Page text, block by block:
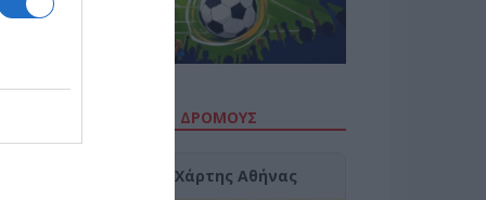
ΤΗΝ ΚΙΝΗΣΗ ΣΤΟΥΣ ΔΡΌΜΟΥΣ
Κίνηση Τώρα: Live Χάρτης Αθήνας